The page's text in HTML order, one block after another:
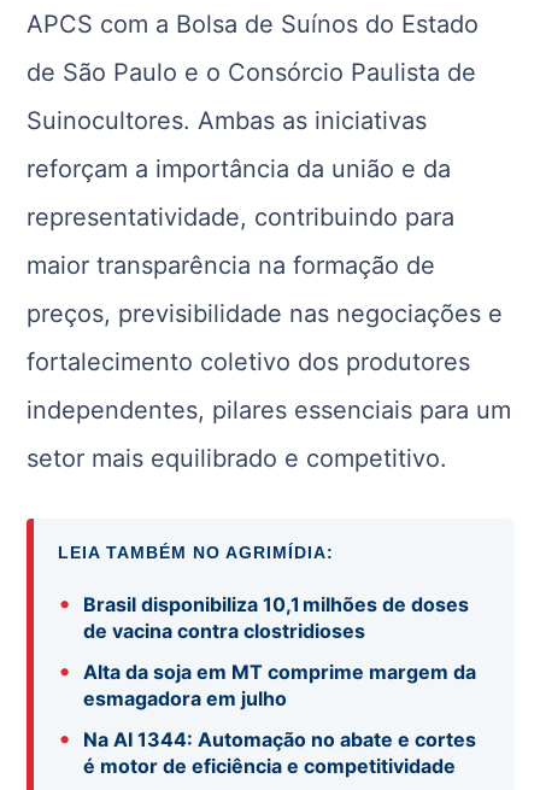
APCS com a Bolsa de Suínos do Estado
de São Paulo e o Consórcio Paulista de
Suinocultores. Ambas as iniciativas
reforçam a importância da união e da
representatividade, contribuindo para
maior transparência na formação de
preços, previsibilidade nas negociações e
fortalecimento coletivo dos produtores
independentes, pilares essenciais para um
setor mais equilibrado e competitivo.
LEIA TAMBÉM NO AGRIMÍDIA:
•
Brasil disponibiliza 10,1 milhões de doses
de vacina contra clostridioses
•
Alta da soja em MT comprime margem da
esmagadora em julho
•
Na AI 1344: Automação no abate e cortes
é motor de eficiência e competitividade